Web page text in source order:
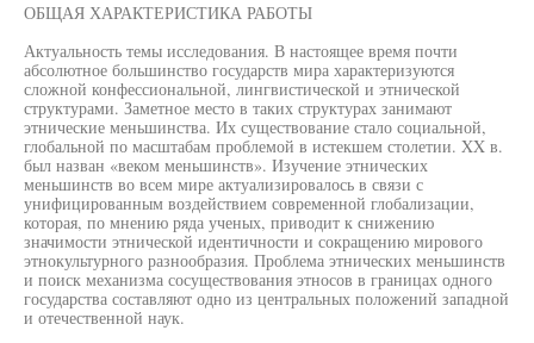
ОБЩАЯ ХАРАКТЕРИСТИКА РАБОТЫ
Актуальность темы исследования. В настоящее время почти
абсолютное большинство государств мира характеризуются
сложной конфессиональной, лингвистической и этнической
структурами. Заметное место в таких структурах занимают
этнические меньшинства. Их существование стало социальной,
глобальной по масштабам проблемой в истекшем столетии. XX в.
был назван «веком меньшинств». Изучение этнических
меньшинств во всем мире актуализировалось в связи с
унифицированным воздействием современной глобализации,
которая, по мнению ряда ученых, приводит к снижению
значимости этнической идентичности и сокращению мирового
этнокультурного разнообразия. Проблема этнических меньшинств
и поиск механизма сосуществования этносов в границах одного
государства составляют одно из центральных положений западной
и отечественной наук.